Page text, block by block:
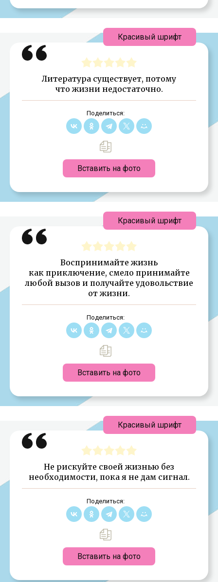
Литература существует, потому
что жизни недостаточно.
Поделиться:
Вставить на фото
Красивый шрифт
Воспринимайте жизнь
как приключение, смело принимайте
любой вызов и получайте удовольствие
от жизни.
Поделиться:
Вставить на фото
Красивый шрифт
Не рискуйте своей жизнью без
необходимости, пока я не дам сигнал.
Поделиться:
Вставить на фото
Красивый шрифт